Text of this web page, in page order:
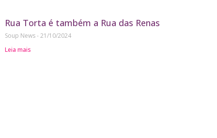
Rua Torta é também a Rua das Renas
Soup News 21/10/2024
Leia mais